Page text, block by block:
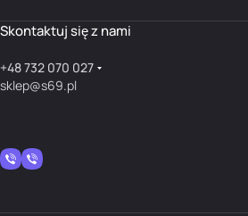
Skontaktuj się z nami
+48 732 070 027
sklep@s69.pl